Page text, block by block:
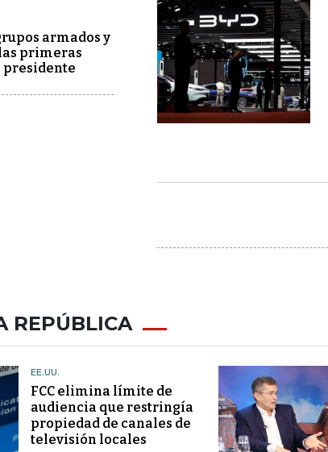
armados y
primeras
presidente
REPÚBLICA
EE.UU.
FCC elimina límite de
audiencia que restringía
propiedad de canales de
televisión locales